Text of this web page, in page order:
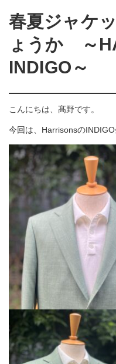
春夏ジャケ
ょうか ～
INDIGO～
こんにちは、髙野です。
今回は、Harrisonsの